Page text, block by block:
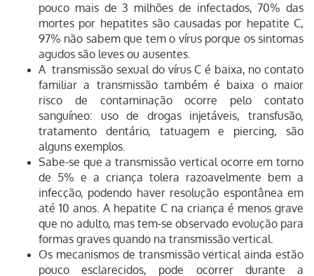
pouco mais de 3 milhões de infectados, 70% das
mortes por hepatites são causadas por hepatite C,
97% não sabem que tem o vírus porque os sintomas
agudos são leves ou ausentes.
A transmissão sexual do vírus C é baixa, no contato
familiar a transmissão também é baixa o maior
risco de contaminação ocorre pelo contato
sanguíneo: uso de drogas injetáveis, transfusão,
tratamento dentário, tatuagem e piercing, são
alguns exemplos.
Sabe-se que a transmissão vertical ocorre em torno
de 5% e a criança tolera razoavelmente bem a
infecção, podendo haver resolução espontânea em
até 10 anos. A hepatite C na criança é menos grave
que no adulto, mas tem-se observado evolução para
formas graves quando na transmissão vertical.
Os mecanismos de transmissão vertical ainda estão
pouco esclarecidos, pode ocorrer durante a